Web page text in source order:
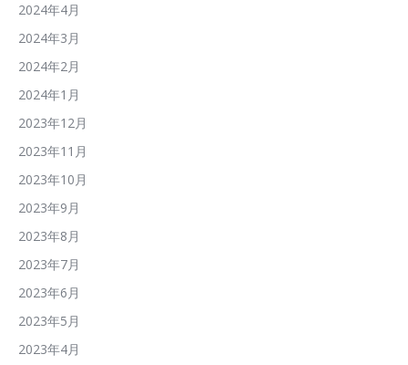
2024年4月
2024年3月
2024年2月
2024年1月
2023年12月
2023年11月
2023年10月
2023年9月
2023年8月
2023年7月
2023年6月
2023年5月
2023年4月